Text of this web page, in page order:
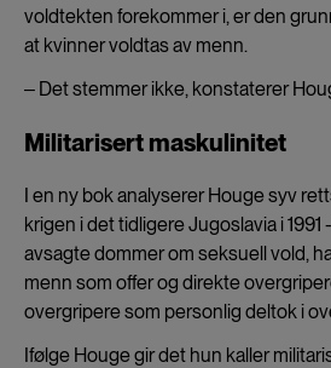
voldtekten forekommer i, er den
at kvinner voldtas av menn.
‒ Det stemmer ikke, konstaterer
Militarisert maskulinitet
I en ny bok analyserer Houge syv
krigen i det tidligere Jugoslavia i 1991
avsagte dommer om seksuell vold,
menn som offer og direkte
overgripere som personlig deltok i
Ifølge Houge gir det hun kaller